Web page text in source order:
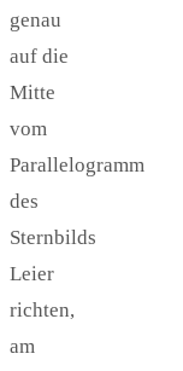
genau
auf die
Mitte
vom
Parallelogramm
des
Sternbilds
Leier
richten,
am